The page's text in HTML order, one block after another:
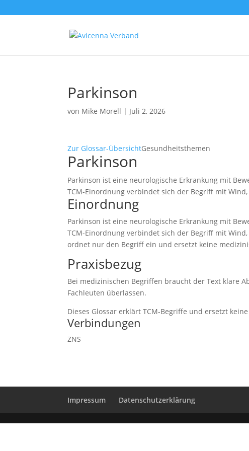
Parkinson
von Mike Morell | Juli 2, 2026
Zur Glossar-ÜbersichtGesundheitsthemen
Parkinson
Parkinson ist eine neurologische Erkrankung mit
TCM-Einordnung verbindet sich der Begriff mit
Einordnung
Parkinson ist eine neurologische Erkrankung mit
TCM-Einordnung verbindet sich der Begriff mit
ordnet nur den Begriff ein und ersetzt keine
Praxisbezug
Bei medizinischen Begriffen braucht der Text klare
Fachleuten überlassen.
Dieses Glossar erklärt TCM-Begriffe und ersetzt
Verbindungen
ZNS
Impressum Datenschutzerklärung